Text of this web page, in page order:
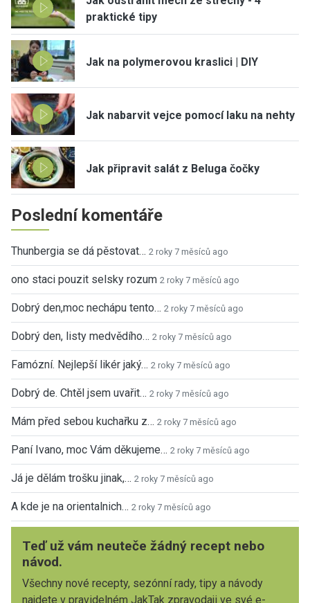
praktické tipy
Jak na polymerovou kraslici | DIY
Jak nabarvit vejce pomocí laku na nehty
Jak připravit salát z Beluga čočky
Poslední komentáře
Thunbergia se dá pěstovat… 2 roky 7 měsíců ago
ono staci pouzit selsky rozum 2 roky 7 měsíců ago
Dobrý den,moc nechápu tento… 2 roky 7 měsíců ago
Dobrý den, listy medvědího… 2 roky 7 měsíců ago
Famózní. Nejlepší likér jaký… 2 roky 7 měsíců ago
Dobrý de. Chtěl jsem uvařit… 2 roky 7 měsíců ago
Mám před sebou kuchařku z… 2 roky 7 měsíců ago
Paní Ivano, moc Vám děkujeme… 2 roky 7 měsíců ago
Já je dělám trošku jinak,… 2 roky 7 měsíců ago
A kde je na orientalnich… 2 roky 7 měsíců ago
Teď už vám neuteče žádný recept nebo
návod.
Všechny nové recepty, sezónní rady, tipy a návody
najdete v pravidelném JakTak zpravodaji ve své e-